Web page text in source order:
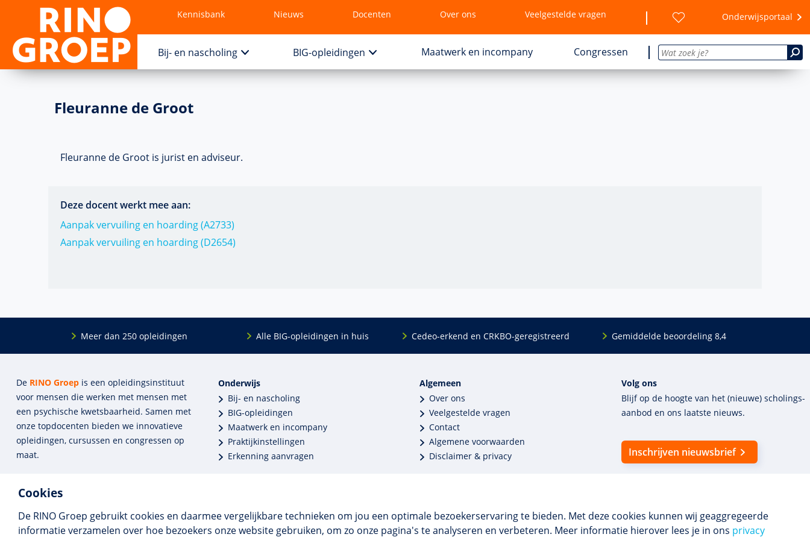
Cookies
De RINO Groep gebruikt cookies en daarmee vergelijkbare technieken om jou een optimale bezoekerservaring te bieden. Met deze cookies kunnen wij geaggregeerde
informatie verzamelen over hoe bezoekers onze website gebruiken, om zo onze pagina's te analyseren en verbeteren. Meer informatie hierover lees je in ons privacy
Kennisbank Nieuws Docenten Over ons Veelgestelde vragen Onderwijsportaal
Bij- en nascholing BIG-opleidingen Maatwerk en incompany Congressen
Fleuranne de Groot
Fleuranne de Groot is jurist en adviseur.
Deze docent werkt mee aan:
Aanpak vervuiling en hoarding (A2733)
Aanpak vervuiling en hoarding (D2654)
Meer dan 250 opleidingen Alle BIG-opleidingen in huis Cedeo-erkend en CRKBO-geregistreerd Gemiddelde beoordeling 8,4
De RINO Groepis een opleidings­insti­tuut
voor mensen die werken met mensen met
een psychische kwets­baar­heid. Samen met
onze top­docenten bieden we innova­tieve
opleidingen, cursussen en congres­sen op
maat.
Onderwijs
Bij- en nascholing
BIG-opleidingen
Maatwerk en incompany
Praktijkinstellingen
Erkenning aanvragen
Algemeen
Over ons
Veelgestelde vragen
Contact
Algemene voorwaarden
Disclaimer & privacy
Volg ons
Blijf op de hoogte van het (nieuwe) scholings­
aanbod en ons laatste nieuws.
Inschrijven nieuwsbrief